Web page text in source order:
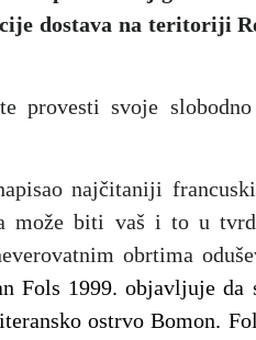
dostava na teritoriji
provesti svoje
najčitaniji
može biti vaš i to u
obrtima
Fols 1999. objavljuje da
ostrvo Bomon.